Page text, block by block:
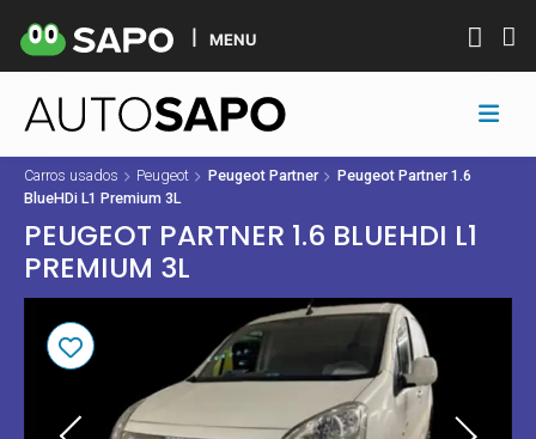
MENU
Carros usados Peugeot Peugeot Partner
Peugeot Partner 1.6
BlueHDi L1 Premium 3L
PEUGEOT PARTNER 1.6 BLUEHDI L1
PREMIUM 3L